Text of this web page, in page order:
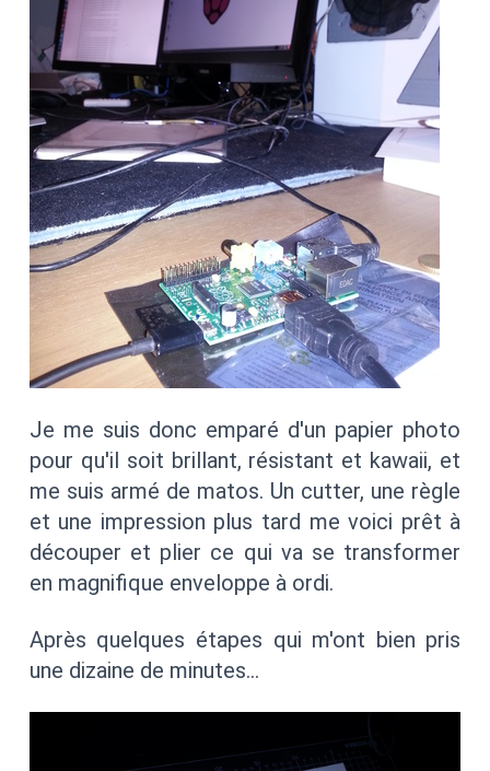
Je me suis donc emparé d'un papier photo
pour qu'il soit brillant, résistant et kawaii, et
me suis armé de matos. Un cutter, une règle
et une impression plus tard me voici prêt à
découper et plier ce qui va se transformer
en magnifique enveloppe à ordi.
Après quelques étapes qui m'ont bien pris
une dizaine de minutes…